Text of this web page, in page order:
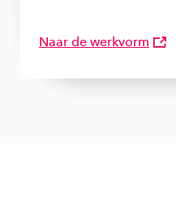
Naar de werkvorm